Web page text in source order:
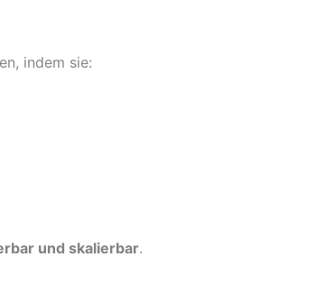
indem sie:
und skalierbar.